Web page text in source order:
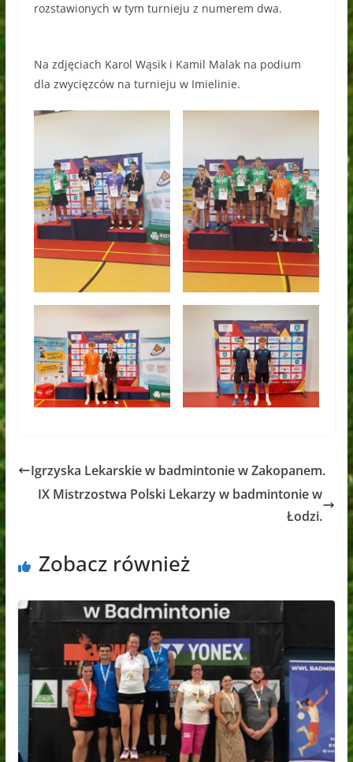
rozstawionych w tym turnieju z numerem dwa.
Na zdjęciach Karol Wąsik i Kamil Malak na podium
dla zwycięzców na turnieju w Imielinie.
Igrzyska Lekarskie w badmintonie w Zakopanem.
IX Mistrzostwa Polski Lekarzy w badmintonie w
Łodzi.
Zobacz również